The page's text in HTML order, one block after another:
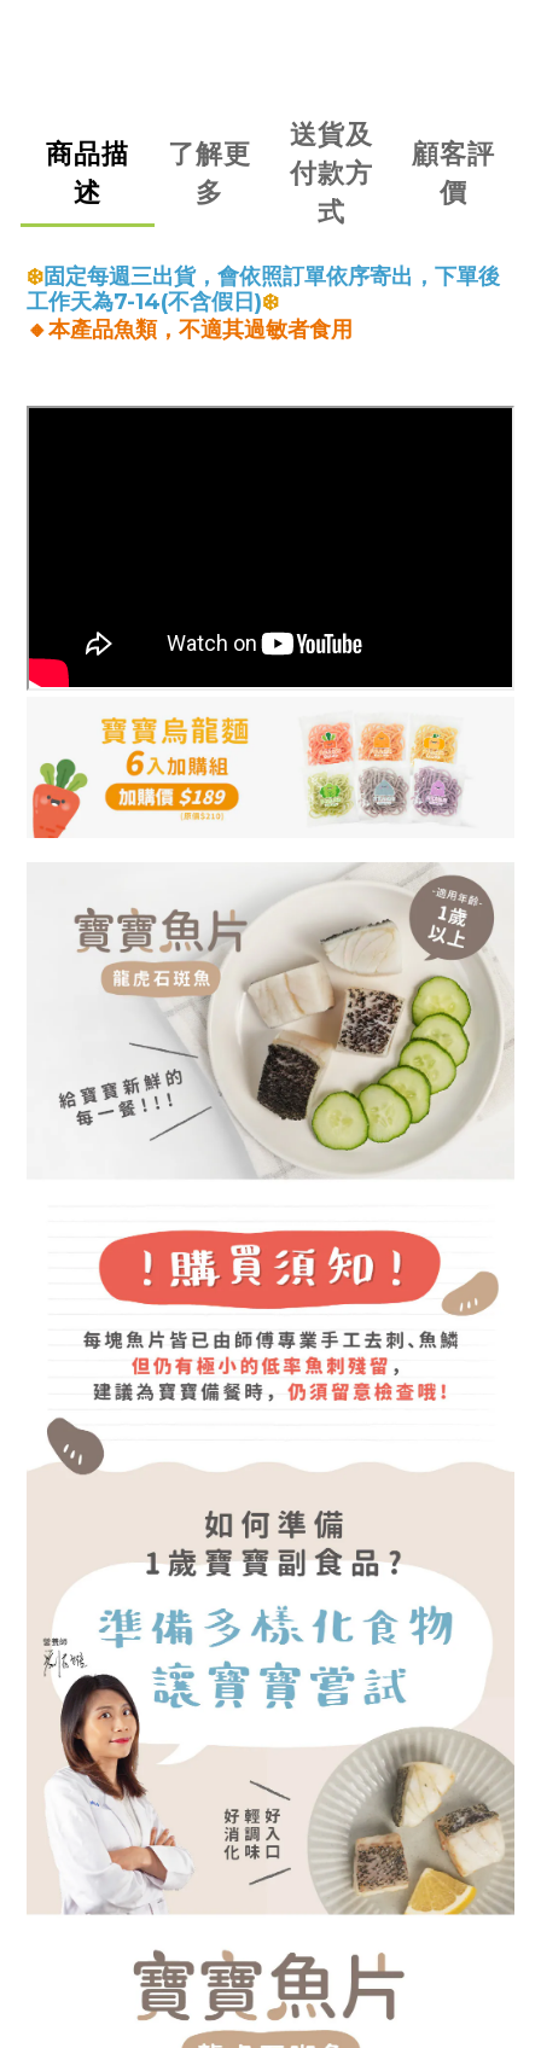
商品描
述
了解更
多
送貨及
付款方
式
顧客評
價
❄️固定每週三出貨，會依照訂單依序寄出，下單後
工作天為7-14(不含假日)❄️
🔸本產品魚類，不適其過敏者食用